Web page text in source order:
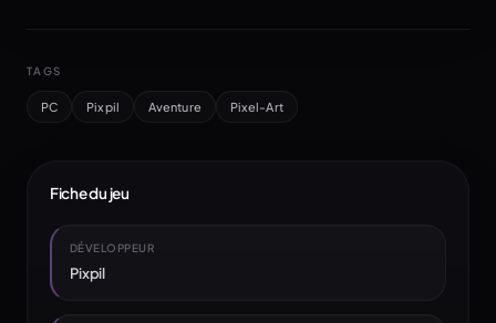
TAGS
PC Pixpil Aventure Pixel-Art
Fiche du jeu
DÉVELOPPEUR
Pixpil